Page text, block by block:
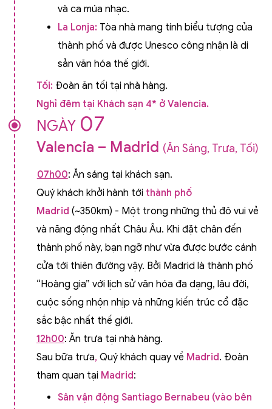
và ca múa nhạc.
La Lonja: Tòa nhà mang tính biểu tượng của
thành phố và được Unesco công nhận là di
sản văn hóa thế giới.
Tối: Đoàn ăn tối tại nhà hàng.
Nghỉ đêm tại Khách sạn 4* ở Valencia.
NGÀY 07
Valencia – Madrid (Ăn Sáng, Trưa, Tối)
07h00: Ăn sáng tại khách sạn.
Quý khách khởi hành tới thành phố
Madrid (~350km) - Một trong những thủ đô vui vẻ
và năng động nhất Châu Âu. Khi đặt chân đến
thành phố này, bạn ngỡ như vừa được bước cánh
cửa tới thiên đường vậy. Bởi Madrid là thành phố
“Hoàng gia” với lịch sử văn hóa đa dạng, lâu đời,
cuộc sống nhộn nhịp và những kiến trúc cổ đặc
sắc bậc nhất thế giới.
12h00: Ăn trưa tại nhà hàng.
Sau bữa trưa, Quý khách quay về Madrid. Đoàn
tham quan tại Madrid:
Sân vận động Santiago Bernabeu (vào bên